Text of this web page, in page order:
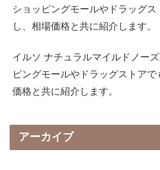
ショッピングモールやドラッグ
し、相場価格と共に紹介します。
イルソ ナチュラルマイルドノー
ピングモールやドラッグストア
価格と共に紹介します。
アーカイブ